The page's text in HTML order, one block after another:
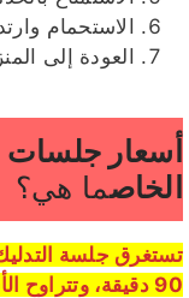
الاستحمام
العودة إلى
أسعار جلسات
الخاصما هي؟
90 دقيقة، وتتراوح الأسعار من 3,000zhì10,000 وما فوق.